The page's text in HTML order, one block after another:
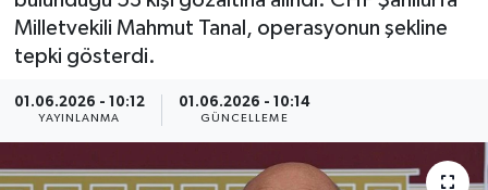
Milletvekili Mahmut Tanal, operasyonun şekline
tepki gösterdi.
01.06.2026 - 10:12
YAYINLANMA
01.06.2026 - 10:14
GÜNCELLEME
Egemax TV